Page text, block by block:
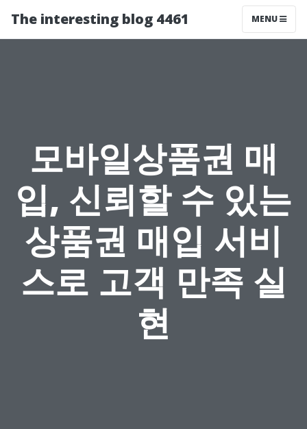
The interesting blog 4461 MENU
모바일상품권 매
입, 신뢰할 수 있는
상품권 매입 서비
스로 고객 만족 실
현